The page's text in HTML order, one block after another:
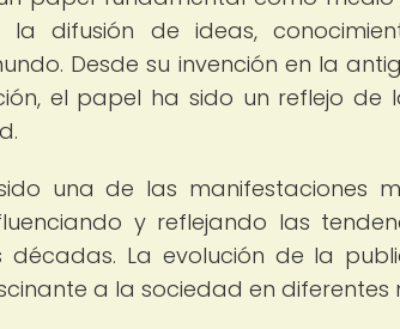
difusión de ideas,
Desde su invención en la
el papel ha sido un reflejo de
una de las manifestaciones
y reflejando las
La evolución de la
a la sociedad en diferentes